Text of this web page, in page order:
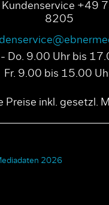
Kundenservice +49
8205
- Do. 9.00 Uhr bis
Fr. 9.00 bis 15.00
Preise inkl. gesetzl.
2026